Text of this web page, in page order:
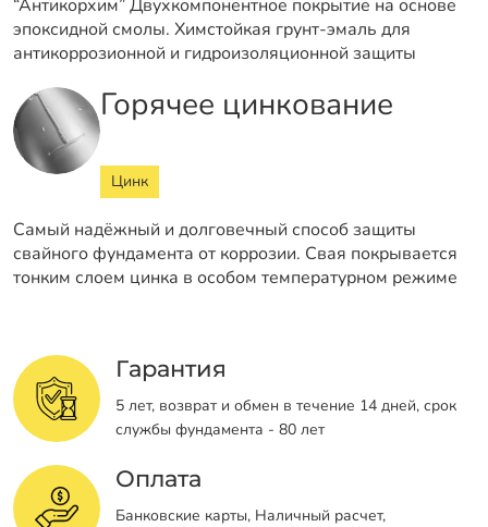
“Антикорхим” Двухкомпонентное покрытие на основе
эпоксидной смолы. Химстойкая грунт-эмаль для
антикоррозионной и гидроизоляционной защиты
Горячее цинкование
Цинк
Самый надёжный и долговечный способ защиты
свайного фундамента от коррозии. Свая покрывается
тонким слоем цинка в особом температурном режиме
Гарантия
5 лет, возврат и обмен в течение 14 дней, срок
службы фундамента - 80 лет
Оплата
Банковские карты, Наличный расчет,